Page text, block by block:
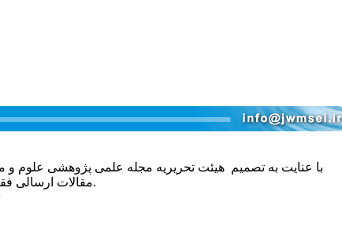
با عنایت به تصمیم هیئت تحریریه مجله علمی پژوهشی علوم و
مقالات ارسالی فقط در صورتی که طبق راهنمای نگارش جدید تنظیم شده باشد مورد بررسی قرار خواهد گرفت.